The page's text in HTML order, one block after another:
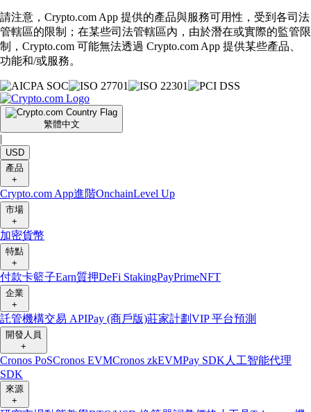
請注意，Crypto.com App 提供的產品與服務可用性，受到各司法
管轄區的限制；在某些司法管轄區內，由於潛在或實際的監管限
制，Crypto.com 可能無法透過 Crypto.com App 提供某些產品、
功能和/或服務。
繁體中文
|
USD
產品
+
Crypto.com App進階OnchainLevel Up
市場
+
加密貨幣
特點
+
付款卡籃子Earn質押DeFi StakingPayPrimeNFT
企業
+
託管機構交易 APIPay (商戶版)莊家計劃VIP 平台預測
開發人員
+
Cronos PoSCronos EVMCronos zkEVMPay SDK人工智能代理
SDK
來源
+